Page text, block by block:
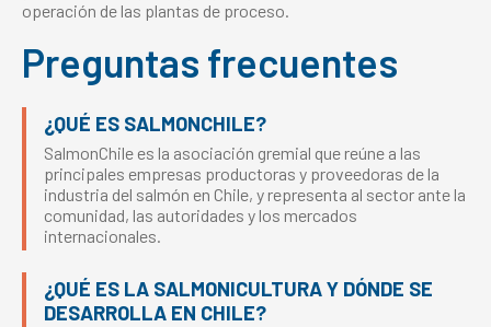
operación de las plantas de proceso.
Preguntas frecuentes
¿QUÉ ES SALMONCHILE?
SalmonChile es la asociación gremial que reúne a las
principales empresas productoras y proveedoras de la
industria del salmón en Chile, y representa al sector ante la
comunidad, las autoridades y los mercados
internacionales.
¿QUÉ ES LA SALMONICULTURA Y DÓNDE SE
DESARROLLA EN CHILE?